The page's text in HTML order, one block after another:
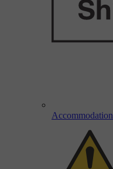
Accommodation